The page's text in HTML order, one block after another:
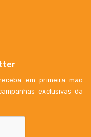
em primeira mão
exclusivas da